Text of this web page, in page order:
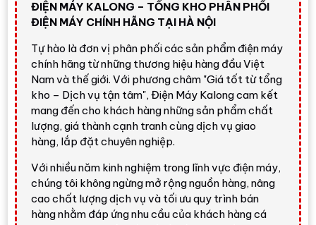
mỏng nhẹ nhàng hơn.
Đánh giá nhanh từ Điện Máy
Kalong
Điểm đáng mua
Theo góc nhìn tư vấn của Điện Máy Kalong
Electrolux EWF1024D3SC
bạn cần máy giặt cửa ngang 10 kg màu xám đen, có
giặt hơi nước, giặt nhanh đầy tải, cửa mở lớn và
động cơ EcoInverter. Model này phù hợp người
muốn nâng cấp từ máy giặt phổ thông lên máy cửa
ĐIỆN MÁY KALONG – TỔNG KHO PHÂN PHỐI
ĐIỆN MÁY CHÍNH HÃNG TẠI HÀ NỘI
Tự hào là đơn vị phân phối các sản phẩm điện máy
chính hãng từ những thương hiệu hàng đầu Việt
Nam và thế giới. Với phương châm "Giá tốt từ tổng
kho – Dịch vụ tận tâm", Điện Máy Kalong cam kết
mang đến cho khách hàng những sản phẩm chất
lượng, giá thành cạnh tranh cùng dịch vụ giao
hàng, lắp đặt chuyên nghiệp.
Với nhiều năm kinh nghiệm trong lĩnh vực điện máy,
chúng tôi không ngừng mở rộng nguồn hàng, nâng
cao chất lượng dịch vụ và tối ưu quy trình bán
hàng nhằm đáp ứng nhu cầu của khách hàng cá